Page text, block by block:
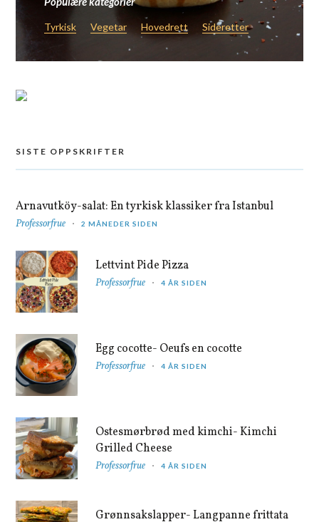
Tyrkisk Vegetar Hovedrett Sideretter
SISTE OPPSKRIFTER
Arnavutköy-salat: En tyrkisk klassiker fra Istanbul
Professorfrue 2 MÅNEDER SIDEN
Lettvint Pide Pizza
Professorfrue 4 ÅR SIDEN
Egg cocotte- Oeufs en cocotte
Professorfrue 4 ÅR SIDEN
Ostesmørbrød med kimchi- Kimchi
Grilled Cheese
Professorfrue 4 ÅR SIDEN
Grønnsakslapper- Langpanne frittata